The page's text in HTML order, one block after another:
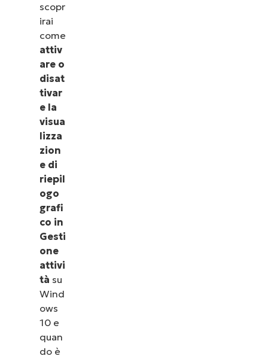
scopr
irai
come
attiv
are o
disat
tivar
e la
visua
lizza
zion
e di
riepil
ogo
grafi
co in
Gesti
one
attivi
tà su
Wind
ows
10 e
quan
do è